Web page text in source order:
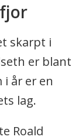
skarpt i
er blant
i år er en
lag.
Roald